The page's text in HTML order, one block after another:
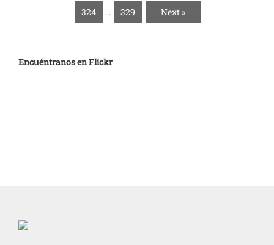
324 … 329 Next »
Encuéntranos en Flickr